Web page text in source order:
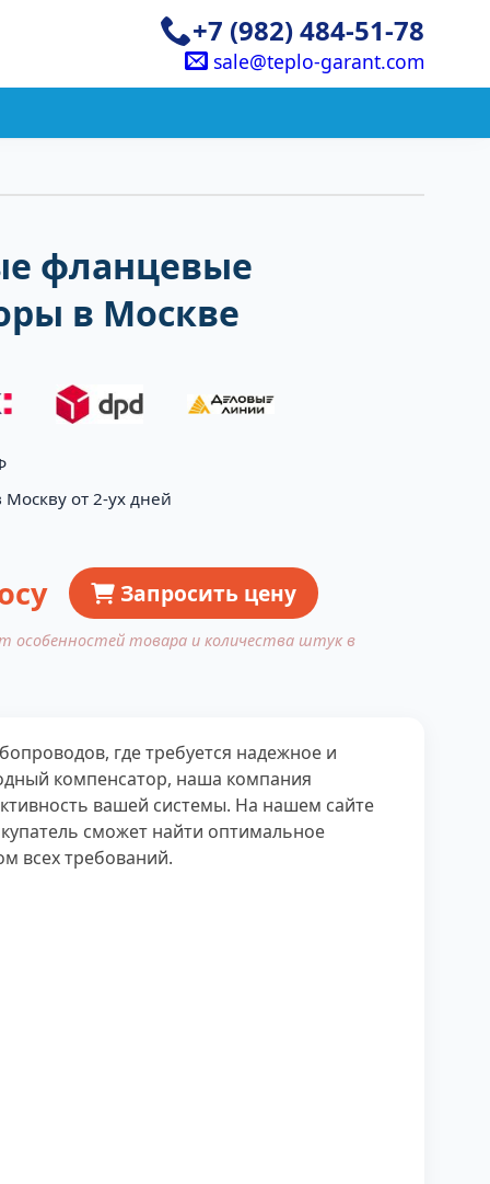
+7 (982) 484-51-78
sale@teplo-garant.com
фланцевые
в Москве
Москву от 2-ух дней
Запросить цену
особенностей товара и количества штук в
где требуется надежное и
компенсатор, наша компания
вашей системы. На нашем сайте
сможет найти оптимальное
всех требований.